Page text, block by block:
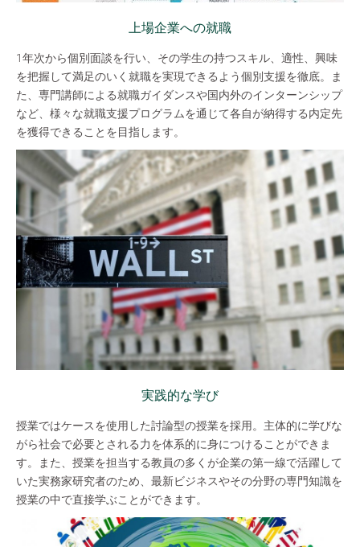
上場企業への就職
1年次から個別面談を行い、その学生の持つスキル、適性、興味
を把握して満足のいく就職を実現できるよう個別支援を徹底。ま
た、専門講師による就職ガイダンスや国内外のインターンシップ
など、様々な就職支援プログラムを通じて各自が納得する内定先
を獲得できることを目指します。
実践的な学び
授業ではケースを使用した討論型の授業を採用。主体的に学びな
がら社会で必要とされる力を体系的に身につけることができま
す。また、授業を担当する教員の多くが企業の第一線で活躍して
いた実務家研究者のため、最新ビジネスやその分野の専門知識を
授業の中で直接学ぶことができます。